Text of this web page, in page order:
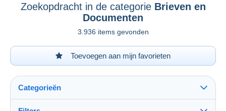
Zoekopdracht in de categorie Brieven en
Documenten
3.936 items gevonden
Toevoegen aan mijn favorieten
Categorieën